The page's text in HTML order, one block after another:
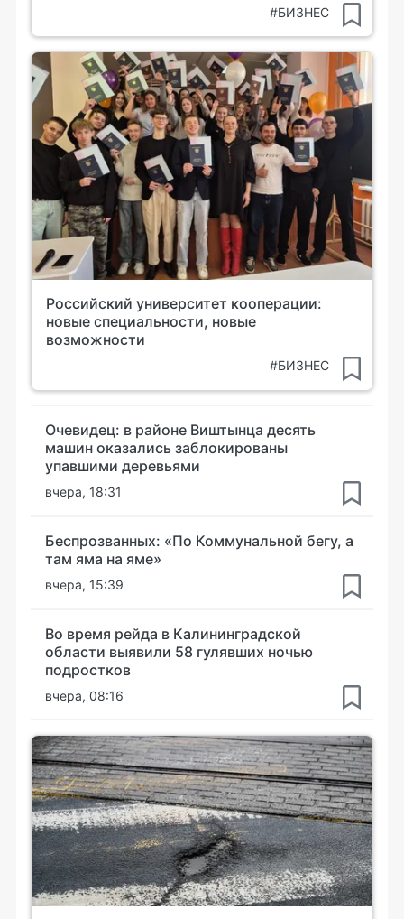
#БИЗНЕС
Российский университет кооперации:
новые специальности, новые
возможности
#БИЗНЕС
Очевидец: в районе Виштынца десять
машин оказались заблокированы
упавшими деревьями
вчера, 18:31
Беспрозванных: «По Коммунальной бегу, а
там яма на яме»
вчера, 15:39
Во время рейда в Калининградской
области выявили 58 гулявших ночью
подростков
вчера, 08:16